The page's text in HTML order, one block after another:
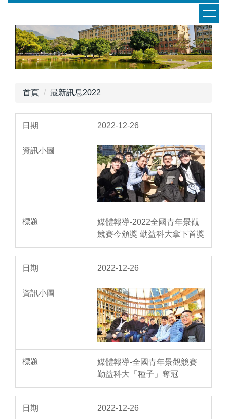
首頁
最新訊息2022
2022-12-26
媒體報導-2022全國青年景觀
競賽今頒獎 勤益科大拿下首獎
2022-12-26
媒體報導-全國青年景觀競賽
勤益科大「種子」奪冠
2022-12-26